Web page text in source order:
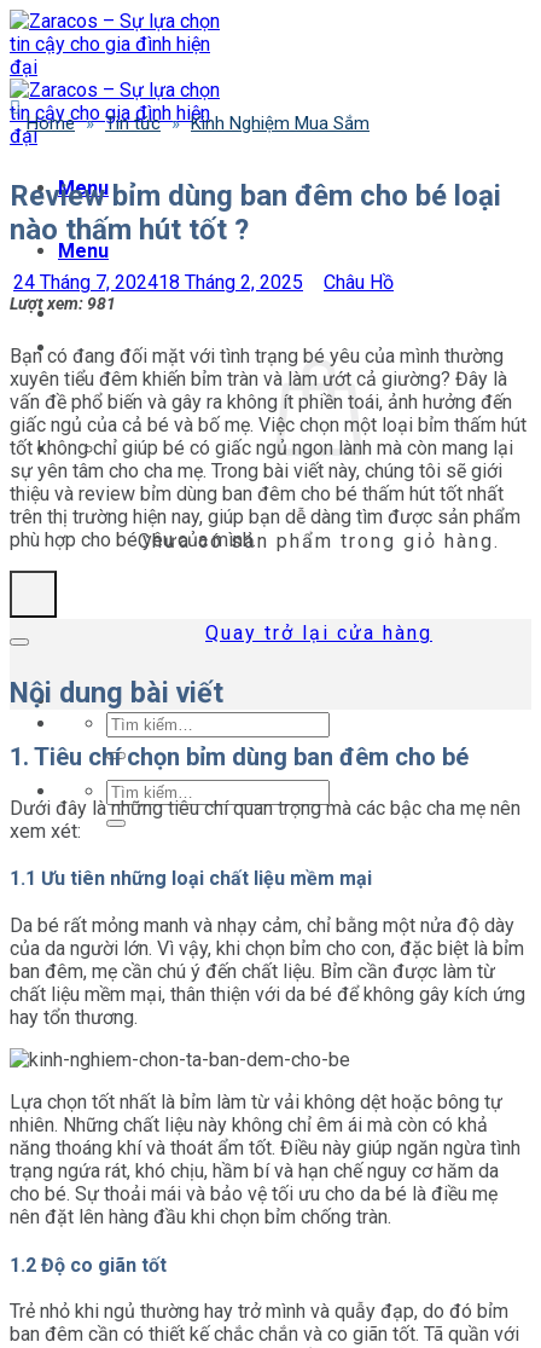
Bỏ
qua
nội
dung
Menu
Menu
Chưa có sản phẩm trong giỏ hàng.
Quay trở lại cửa hàng
Tìm
kiếm:
Tìm
kiếm:
Home » Tin tức » Kinh Nghiệm Mua Sắm
Review bỉm dùng ban đêm cho bé loại
nào thấm hút tốt ?
24 Tháng 7, 202418 Tháng 2, 2025 Châu Hồ
Lượt xem: 981
Bạn có đang đối mặt với tình trạng bé yêu của mình thường
xuyên tiểu đêm khiến bỉm tràn và làm ướt cả giường? Đây là
vấn đề phổ biến và gây ra không ít phiền toái, ảnh hưởng đến
giấc ngủ của cả bé và bố mẹ. Việc chọn một loại bỉm thấm hút
tốt không chỉ giúp bé có giấc ngủ ngon lành mà còn mang lại
sự yên tâm cho cha mẹ. Trong bài viết này, chúng tôi sẽ giới
thiệu và review bỉm dùng ban đêm cho bé thấm hút tốt nhất
trên thị trường hiện nay, giúp bạn dễ dàng tìm được sản phẩm
phù hợp cho bé yêu của mình.
Nội dung bài viết
1. Tiêu chí chọn bỉm dùng ban đêm cho bé
Dưới đây là những tiêu chí quan trọng mà các bậc cha mẹ nên
xem xét:
1.1 Ưu tiên những loại chất liệu mềm mại
Da bé rất mỏng manh và nhạy cảm, chỉ bằng một nửa độ dày
của da người lớn. Vì vậy, khi chọn bỉm cho con, đặc biệt là bỉm
ban đêm, mẹ cần chú ý đến chất liệu. Bỉm cần được làm từ
chất liệu mềm mại, thân thiện với da bé để không gây kích ứng
hay tổn thương.
Lựa chọn tốt nhất là bỉm làm từ vải không dệt hoặc bông tự
nhiên. Những chất liệu này không chỉ êm ái mà còn có khả
năng thoáng khí và thoát ẩm tốt. Điều này giúp ngăn ngừa tình
trạng ngứa rát, khó chịu, hầm bí và hạn chế nguy cơ hăm da
cho bé. Sự thoải mái và bảo vệ tối ưu cho da bé là điều mẹ
nên đặt lên hàng đầu khi chọn bỉm chống tràn.
1.2 Độ co giãn tốt
Trẻ nhỏ khi ngủ thường hay trở mình và quẫy đạp, do đó bỉm
ban đêm cần có thiết kế chắc chắn và co giãn tốt. Tã quần với